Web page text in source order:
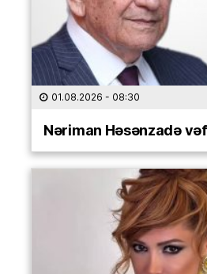
01.08.2026 - 08:30
Nəriman Həsənzadə